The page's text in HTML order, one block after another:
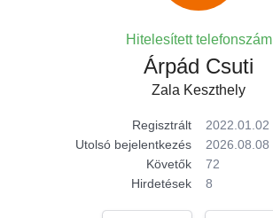
Hitelesített telefonszám
Árpád Csuti
Zala Keszthely
Regisztrált
2022.01.02
Utolsó bejelentkezés
2026.08.08
Követők
72
Hirdetések
8